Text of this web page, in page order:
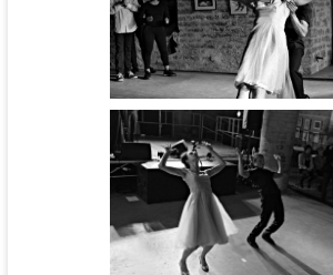
Cinébal - cie l'Aéronef